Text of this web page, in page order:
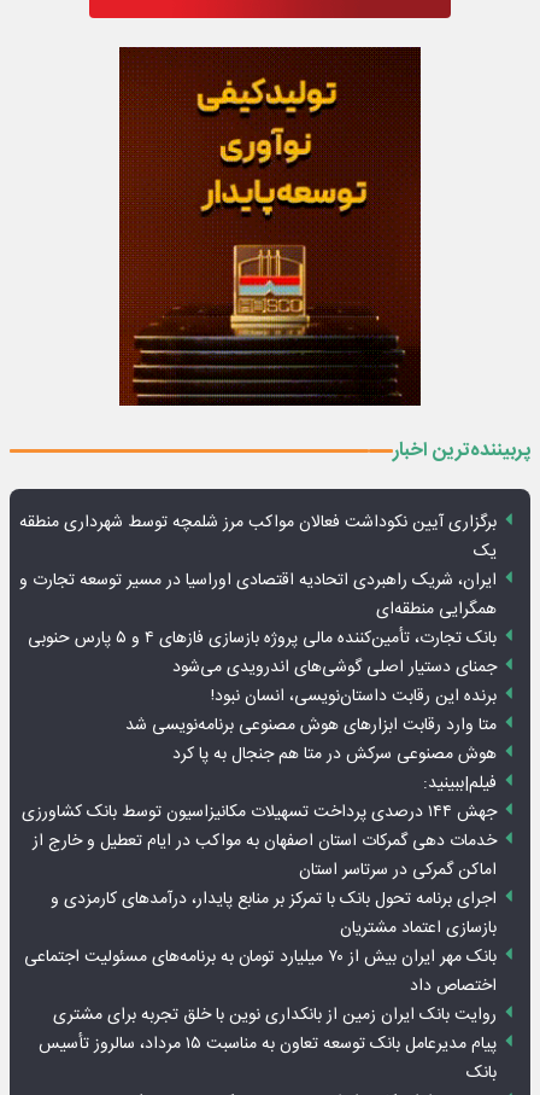
پربیننده‌ترین اخبار
برگزاری آیین نکوداشت فعالان مواکب مرز شلمچه توسط شهرداری منطقه
یک
ایران، شریک راهبردی اتحادیه اقتصادی اوراسیا در مسیر توسعه تجارت و
همگرایی منطقه‌ای
بانک تجارت، تأمین‌کننده مالی پروژه بازسازی فازهای ۴ و ۵ پارس حنوبی
جمنای دستیار اصلی گوشی‌های اندرویدی می‌شود
برنده این رقابت داستان‌نویسی، انسان نبود!
متا وارد رقابت ابزارهای هوش مصنوعی برنامه‌نویسی شد
هوش مصنوعی سرکش در متا هم جنجال به پا کرد
فیلم|ببینید:
جهش ۱۴۴ درصدی پرداخت تسهیلات مکانیزاسیون توسط بانک کشاورزی
خدمات دهی گمرکات استان اصفهان به مواکب در ایام تعطیل و خارج از
اماکن گمرکی در سرتاسر استان
اجرای برنامه تحول بانک با تمرکز بر منابع پایدار، درآمدهای کارمزدی و
بازسازی اعتماد مشتریان
بانک مهر ایران بیش از ۷۰ میلیارد تومان به برنامه‌های مسئولیت اجتماعی
اختصاص داد
روایت بانک ایران زمین از بانکداری نوین با خلق تجربه برای مشتری
پیام مدیرعامل بانک توسعه تعاون به مناسبت ۱۵ مرداد، سالروز تأسیس
بانک